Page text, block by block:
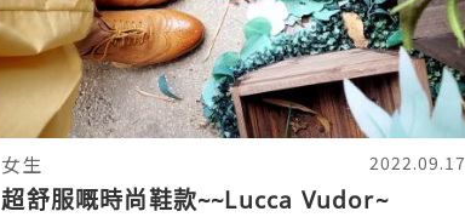
女生 2022.09.17
超舒服嘅時尚鞋款~~Lucca Vudor~